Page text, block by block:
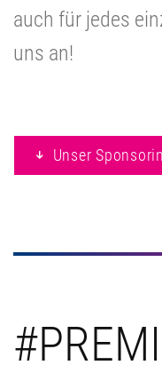
auch für jedes
uns an!
Unser